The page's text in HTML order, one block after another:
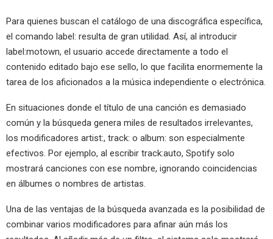
Para quienes buscan el catálogo de una discográfica específica,
el comando label: resulta de gran utilidad. Así, al introducir
label:motown, el usuario accede directamente a todo el
contenido editado bajo ese sello, lo que facilita enormemente la
tarea de los aficionados a la música independiente o electrónica.
En situaciones donde el título de una canción es demasiado
común y la búsqueda genera miles de resultados irrelevantes,
los modificadores artist:, track: o album: son especialmente
efectivos. Por ejemplo, al escribir track:auto, Spotify solo
mostrará canciones con ese nombre, ignorando coincidencias
en álbumes o nombres de artistas.
Una de las ventajas de la búsqueda avanzada es la posibilidad de
combinar varios modificadores para afinar aún más los